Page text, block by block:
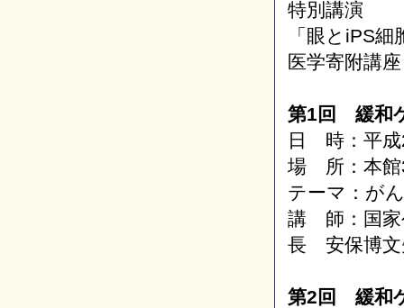
特別講演
「眼とiPS
医学寄附講
第1回 緩和
日 時：平成
場 所：本
テーマ：が
講 師：国家
長 安保博文
第2回 緩和